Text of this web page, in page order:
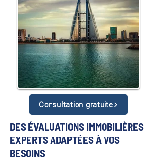
Consultation gratuite
DES ÉVALUATIONS IMMOBILIÈRES
EXPERTS ADAPTÉES À VOS
BESOINS